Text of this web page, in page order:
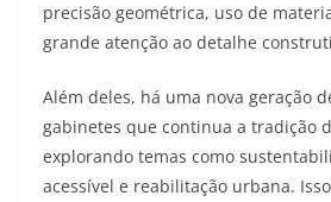
precisão geométrica, uso de
grande atenção ao detalhe
Além deles, há uma nova geração
gabinetes que continua a tradição
explorando temas como
acessível e reabilitação urbana.